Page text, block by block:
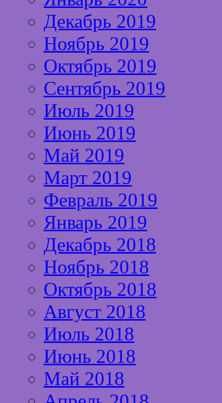
Декабрь 2019
Ноябрь 2019
Октябрь 2019
Сентябрь 2019
Июль 2019
Июнь 2019
Май 2019
Март 2019
Февраль 2019
Январь 2019
Декабрь 2018
Ноябрь 2018
Октябрь 2018
Август 2018
Июль 2018
Июнь 2018
Май 2018